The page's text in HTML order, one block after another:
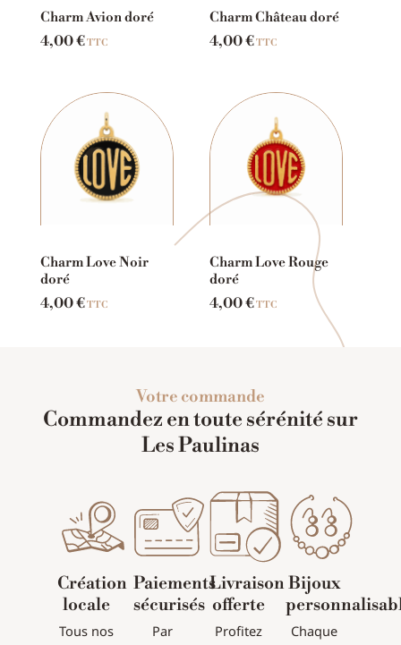
Charm Avion doré
4,00€TTC
Charm Château doré
4,00€TTC
Charm Love Noir
doré
4,00€TTC
Charm Love Rouge
doré
4,00€TTC
Votre commande
Commandez en toute sérénité sur
Les Paulinas
Création
locale
Tous nos
Paiements
sécurisés
Par
Livraison
offerte
Profitez
Bijoux
Chaque